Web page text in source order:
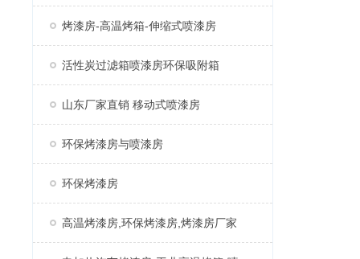
烤漆房-高温烤箱-伸缩式喷漆房
活性炭过滤箱喷漆房环保吸附箱
山东厂家直销 移动式喷漆房
环保烤漆房与喷漆房
环保烤漆房
高温烤漆房,环保烤漆房,烤漆房厂家